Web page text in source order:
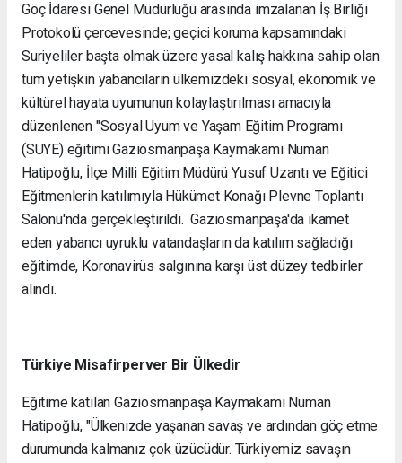
Göç İdaresi Genel Müdürlüğü arasında imzalanan İş Birliği
Protokolü çercevesinde; geçici koruma kapsamındaki
Suriyeliler başta olmak üzere yasal kalış hakkına sahip olan
tüm yetişkin yabancıların ülkemizdeki sosyal, ekonomik ve
kültürel hayata uyumunun kolaylaştırılması amacıyla
düzenlenen "Sosyal Uyum ve Yaşam Eğitim Programı
(SUYE) eğitimi Gaziosmanpaşa Kaymakamı Numan
Hatipoğlu, İlçe Milli Eğitim Müdürü Yusuf Uzantı ve Eğitici
Eğitmenlerin katılımıyla Hükümet Konağı Plevne Toplantı
Salonu'nda gerçekleştirildi. Gaziosmanpaşa'da ikamet
eden yabancı uyruklu vatandaşların da katılım sağladığı
eğitimde, Koronavirüs salgınına karşı üst düzey tedbirler
alındı.
Türkiye Misafirperver Bir Ülkedir
Eğitime katılan Gaziosmanpaşa Kaymakamı Numan
Hatipoğlu, "Ülkenizde yaşanan savaş ve ardından göç etme
durumunda kalmanız çok üzücüdür. Türkiyemiz savaşın